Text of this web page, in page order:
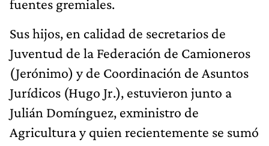
Sus hijos, en calidad de secretarios de
Juventud de la Federación de Camioneros
(Jerónimo) y de Coordinación de Asuntos
Jurídicos (Hugo Jr.), estuvieron junto a
Julián Domínguez, exministro de
Agricultura y quien recientemente se sumó
al equipo de Economía como asesor ad